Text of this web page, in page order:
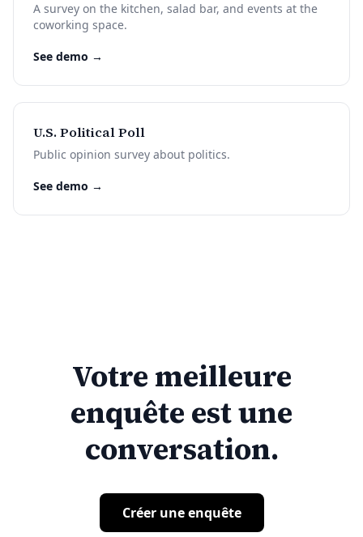
A survey on the kitchen, salad bar, and events at the
coworking space.
See demo →
U.S. Political Poll
Public opinion survey about politics.
See demo →
Votre meilleure
enquête est une
conversation.
Créer une enquête